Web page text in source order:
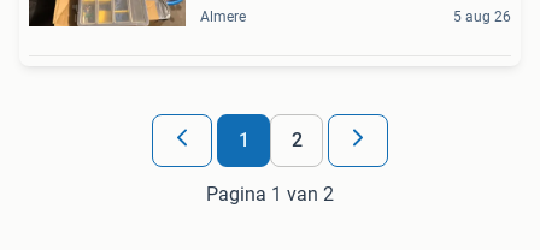
Almere 5 aug 26
1 2
Pagina 1 van 2